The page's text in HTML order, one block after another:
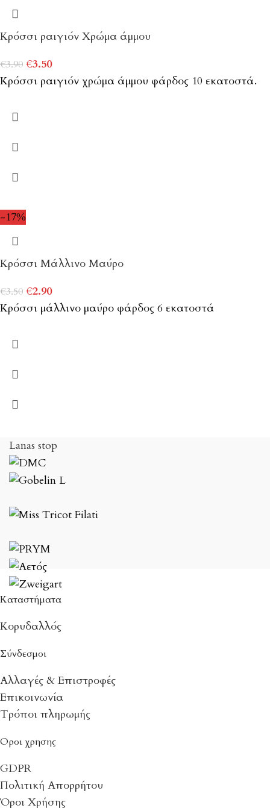
Κρόσσι ραιγιόν Χρώμα άμμου
€3.90 €3.50
Κρόσσι ραιγιόν χρώμα άμμου φάρδος 10 εκατοστά.
-17%
Κρόσσι Μάλλινο Μαύρο
€3.50 €2.90
Κρόσσι μάλλινο μαύρο φάρδος 6 εκατοστά
Lanas stop
Καταστήματα
Κορυδαλλός
Σύνδεσμοι
Αλλαγές & Επιστροφές
Επικοινωνία
Τρόποι πληρωμής
Οροι χρησης
GDPR
Πολιτική Απορρήτου
Όροι Χρήσης